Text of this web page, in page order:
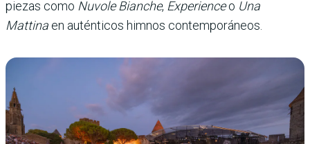
piezas como Nuvole Bianche, Experienceo Una
Mattina en auténticos himnos contemporáneos.